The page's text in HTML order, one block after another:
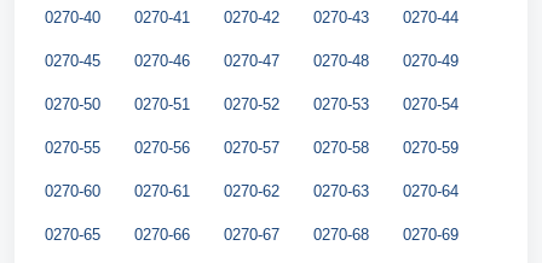
0270-40 0270-41 0270-42 0270-43 0270-44
0270-45 0270-46 0270-47 0270-48 0270-49
0270-50 0270-51 0270-52 0270-53 0270-54
0270-55 0270-56 0270-57 0270-58 0270-59
0270-60 0270-61 0270-62 0270-63 0270-64
0270-65 0270-66 0270-67 0270-68 0270-69